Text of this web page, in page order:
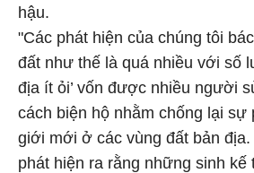
hậu.
"Các phát hiện của chúng tôi
đất như thế là quá nhiều với số
địa ít ỏi’ vốn được nhiều người
cách biện hộ nhằm chống lại sự
giới mới ở các vùng đất bản địa.
phát hiện ra rằng những sinh kế